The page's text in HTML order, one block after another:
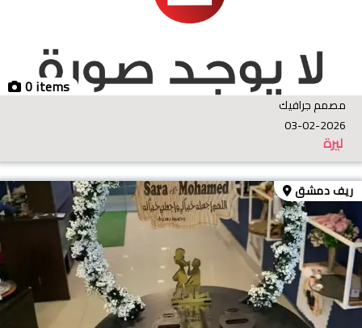
0 items
مصمم جرافيك
03-02-2026
ليرة
ريف دمشق